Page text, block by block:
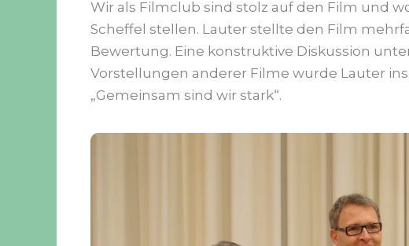
Wir als Filmclub sind stolz auf den Film und
Scheffel stellen. Lauter stellte den Film
Bewertung. Eine konstruktive Diskussion
Vorstellungen anderer Filme wurde Lauter
„Gemeinsam sind wir stark“.